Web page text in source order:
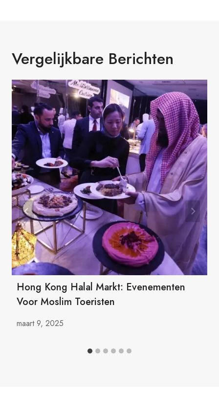
Vergelijkbare Berichten
Hong Kong Halal Markt: Evenementen
Voor Moslim Toeristen
maart 9, 2025